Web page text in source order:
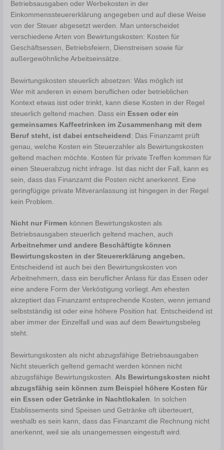
Betriebsausgaben oder Werbekosten in der
Einkommenssteuererklärung angegeben und auf diese Weise
von der Steuer abgesetzt werden. Man unterscheidet
verschiedene Arten von Bewirtungskosten: Kosten für
Geschäftsessen, Betriebsfeiern, Dienstreisen sowie für
außergewöhnliche Arbeitseinsätze.
Bewirtungskosten steuerlich absetzen: Was möglich ist
Wer mit anderen in einem beruflichen oder betrieblichen
Kontext etwas isst oder trinkt, kann diese Kosten in der Regel
steuerlich geltend machen. Dass ein Essen oder ein
gemeinsames Kaffeetrinken im Zusammenhang mit dem
Beruf steht, ist dabei entscheidend: Das Finanzamt prüft
genau, welche Kosten ein Steuerzahler als Bewirtungskosten
geltend machen möchte. Kosten für private Treffen kommen für
einen Steuerabzug nicht infrage. Ist das nicht der Fall, kann es
sein, dass das Finanzamt die Posten nicht anerkennt. Eine
geringfügige private Mitveranlassung ist hingegen in der Regel
kein Problem.
Nicht nur Firmen können Bewirtungskosten als
Betriebsausgaben steuerlich geltend machen, auch
Arbeitnehmer und andere Beschäftigte können
Bewirtungskosten in der Steuererklärung angeben.
Entscheidend ist auch bei den Bewirtungskosten von
Arbeitnehmern, dass ein beruflicher Anlass für das Essen oder
eine andere Form der Verköstigung vorliegt. Am ehesten
akzeptiert das Finanzamt entsprechende Kosten, wenn jemand
selbstständig ist oder eine höhere Position hat. Entscheidend ist
aber immer der Einzelfall und was auf dem Bewirtungsbeleg
steht.
Bewirtungskosten als nicht abzugsfähige Betriebsausgaben
Nicht steuerlich geltend gemacht werden können nicht
abzugsfähige Bewirtungskosten.Als Bewirtungskosten nicht
abzugsfähig sein können zum Beispiel höhere Kosten für
ein Essen oder Getränke in Nachtlokalen. In solchen
Etablissements sind Speisen und Getränke oft überteuert,
weshalb es sein kann, dass das Finanzamt die Rechnung nicht
anerkennt, weil sie als unangemessen eingestuft wird.